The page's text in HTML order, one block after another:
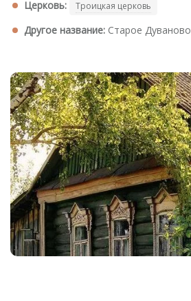
Церковь:
Троицкая церковь
Другое название: Старое Дуваново